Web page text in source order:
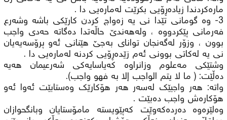
مارەکردندا زیادەڕۆیی بکرێت لەمارەیی دا .
3- وە گومانی تێدا نی یە زەواج کردن کارێکی باشە وشەرع
فەرمانی پێکردووە ، ولەهەندێ حاڵەتدا دەگاتە حەدی واجب
بوون ، وزۆر لەگەنجان توانای بەجێ هێنانی ئەو پرۆسەیەیان
نی یە لەکاتی بوونی ئەم زێدەڕۆیی کردنە لەمارەیی دا .
وشتێکی مەعلوم وزانراوە کەیاسایەکی شەرعیمان هەیە
دەڵێت: ( ما لا يتم الواجب إلا به فهو واجب).
واتە: هەر واجبێک لەسەر هەر هۆکارێک وەستابێت ئەوا ئەو
هۆکارەش واجب دەبێت .
وەلێرەوە دەردەکەوێت کەپێویستە مامۆستایان وبانگحوازان